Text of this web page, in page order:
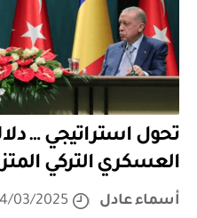
تحول استراتيجي …
العسكري التركي
أسماء عادل
24/03/2025